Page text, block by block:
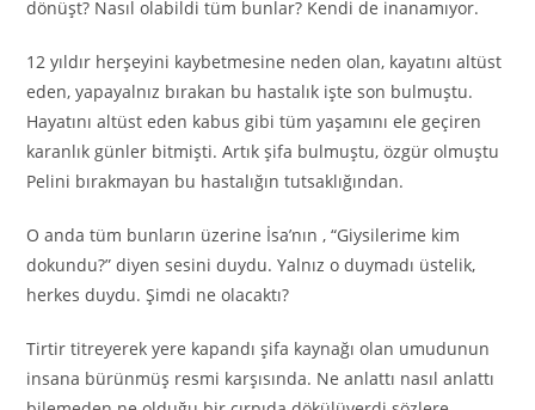
dönüşt? Nasıl olabildi tüm bunlar? Kendi de inanamıyor.
12 yıldır herşeyini kaybetmesine neden olan, kayatını altüst
eden, yapayalnız bırakan bu hastalık işte son bulmuştu.
Hayatını altüst eden kabus gibi tüm yaşamını ele geçiren
karanlık günler bitmişti. Artık şifa bulmuştu, özgür olmuştu
Pelini bırakmayan bu hastalığın tutsaklığından.
O anda tüm bunların üzerine İsa’nın , “Giysilerime kim
dokundu?” diyen sesini duydu. Yalnız o duymadı üstelik,
herkes duydu. Şimdi ne olacaktı?
Tirtir titreyerek yere kapandı şifa kaynağı olan umudunun
insana bürünmüş resmi karşısında. Ne anlattı nasıl anlattı